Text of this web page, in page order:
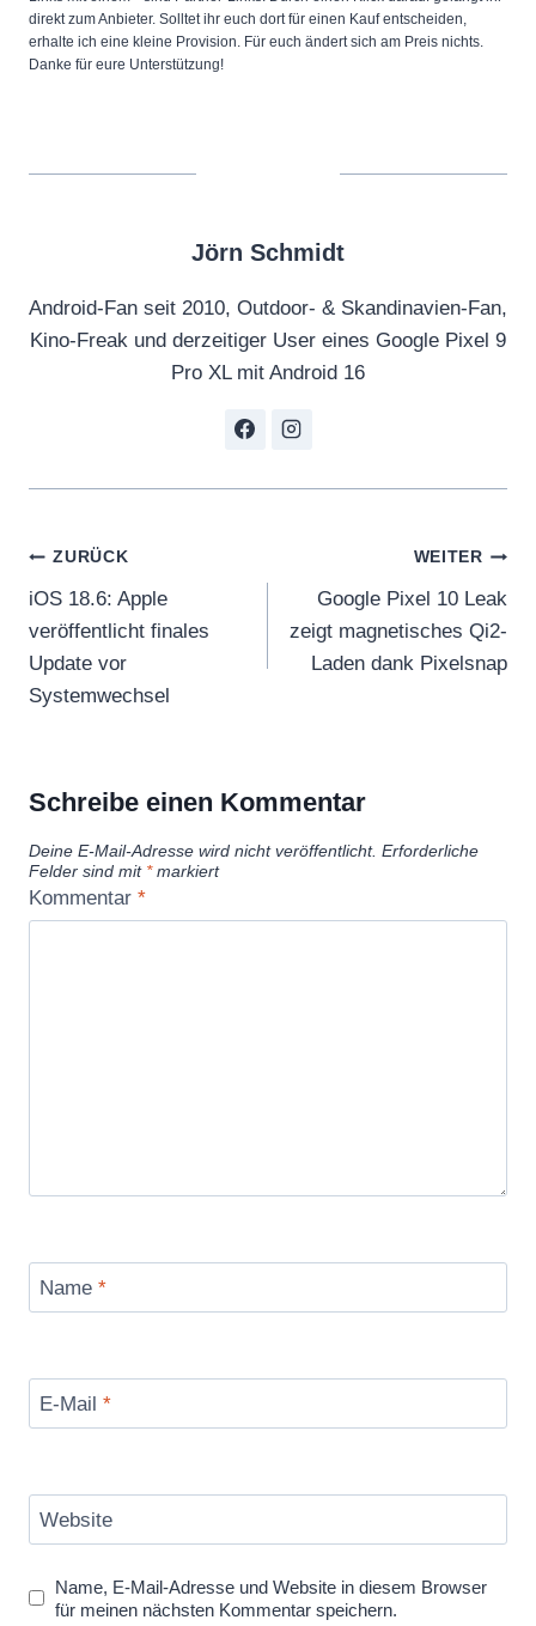
direkt zum Anbieter. Solltet ihr euch dort für einen Kauf entscheiden,
erhalte ich eine kleine Provision. Für euch ändert sich am Preis nichts.
Danke für eure Unterstützung!
Jörn Schmidt
Android-Fan seit 2010, Outdoor- & Skandinavien-Fan,
Kino-Freak und derzeitiger User eines Google Pixel 9
Pro XL mit Android 16
Beitragsnavigation
ZURÜCK
iOS 18.6: Apple
veröffentlicht finales
Update vor
Systemwechsel
WEITER
Google Pixel 10 Leak
zeigt magnetisches Qi2-
Laden dank Pixelsnap
Schreibe einen Kommentar
Deine E-Mail-Adresse wird nicht veröffentlicht. Erforderliche
Felder sind mit *markiert
Kommentar *
Name *
E-Mail *
Website
Name, E-Mail-Adresse und Website in diesem Browser
für meinen nächsten Kommentar speichern.